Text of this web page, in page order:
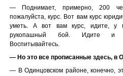
— Поднимает, примерно, 200
пожалуйста, курс. Вот вам курс
уметь. А вот вам курс, идите, у
рукопашный бой. Идите и
Воспитывайтесь.
— Но это все прописанные здесь, в
— В Одинцовском районе, конечно,